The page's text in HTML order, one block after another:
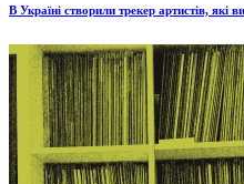
В Україні створили трекер артистів, які